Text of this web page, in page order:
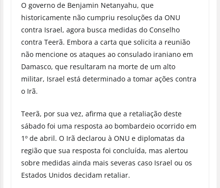
O governo de Benjamin Netanyahu, que
historicamente não cumpriu resoluções da ONU
contra Israel, agora busca medidas do Conselho
contra Teerã. Embora a carta que solicita a reunião
não mencione os ataques ao consulado iraniano em
Damasco, que resultaram na morte de um alto
militar, Israel está determinado a tomar ações contra
o Irã.
Teerã, por sua vez, afirma que a retaliação deste
sábado foi uma resposta ao bombardeio ocorrido em
1º de abril. O Irã declarou à ONU e diplomatas da
região que sua resposta foi concluída, mas alertou
sobre medidas ainda mais severas caso Israel ou os
Estados Unidos decidam retaliar.